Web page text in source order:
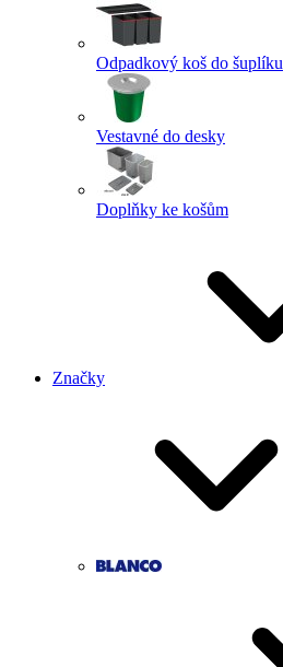
Odpadkový koš do šuplíku
Vestavné do desky
Doplňky ke košům
Značky